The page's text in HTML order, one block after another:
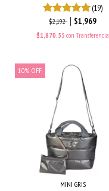
(19)
$2,192 $1,969
$1,870.55 con Transferencia
10% OFF
MINI GRIS